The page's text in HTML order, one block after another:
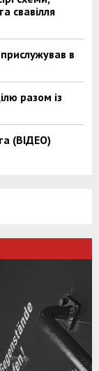
свавілля
в
разом із
(ВІДЕО)